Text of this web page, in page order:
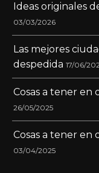
Ideas originales
03/03/2026
Las mejores
despedida 17/06/
Cosas a tener
26/05/2025
Cosas a tener
03/04/2025